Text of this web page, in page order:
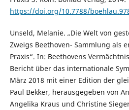
https://doi.org/10.7788/
Unseld, Melanie. „Die Welt von
Zweigs Beethoven- Sammlung als
Praxis“. In: Beethovens
Bericht über das internationale
März 2018 mit einer Edition der
Paul Bekker, herausgegeben von
Angelika Kraus und Christine